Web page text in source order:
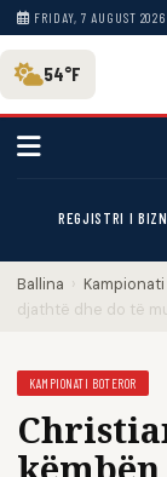
FRIDAY, 7 AUGUST 2026
54°F
REGJISTRI I
Ballina ›
djathtë dhe do të
KAMPIONATI BOTEROR